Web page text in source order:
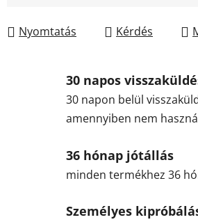
Nyomtatás Kérdés
30 napos
30 napon belül
amennyiben nem
36 hónap jótállás
minden termékhez 36
Személyes